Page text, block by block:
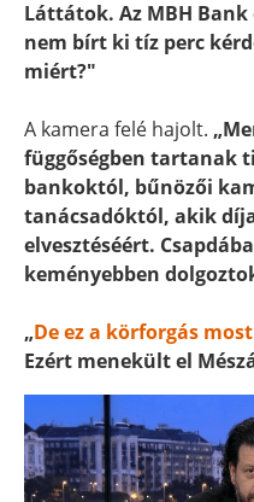
Láttátok. Az MBH
nem bírt ki tíz perc
miért?"
A kamera felé hajolt.
függőségben tartanak
bankoktól, bűnözői
tanácsadóktól, akik
elvesztéséért.
keményebben
„De ez a körforgás
Ezért menekült el